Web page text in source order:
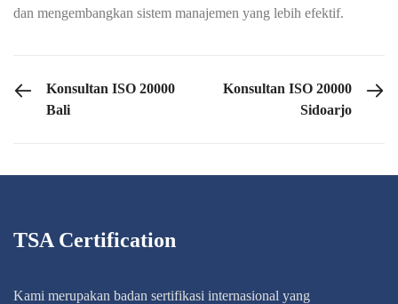
dan mengembangkan sistem manajemen yang lebih efektif.
PREVIOUS POST
Konsultan ISO 20000
Bali
NEXT POST
Konsultan ISO 20000
Sidoarjo
TSA Certification
Kami merupakan badan sertifikasi internasional yang